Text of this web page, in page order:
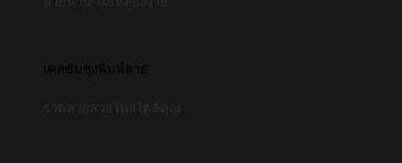
เคสซัมซุงพิมพ์ลาย